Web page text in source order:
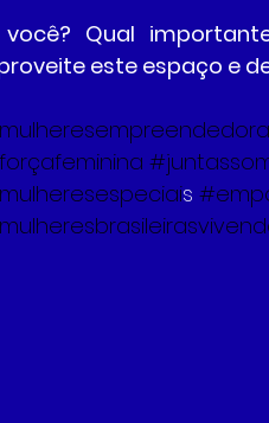
você? Qual
este espaço e
s